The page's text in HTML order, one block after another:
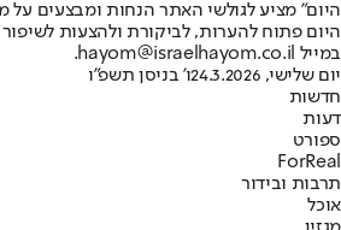
היום" מציע לגולשי האתר הנחות ומבצעים על
היום פתוח להערות, לביקורת ולהצעות
במייל hayom@israelhayom.co.il.
יום שלישי, 24.3.2026
ו' בניסן תשפ"ו
חדשות
דעות
ספורט
ForReal
תרבות ובידור
אוכל